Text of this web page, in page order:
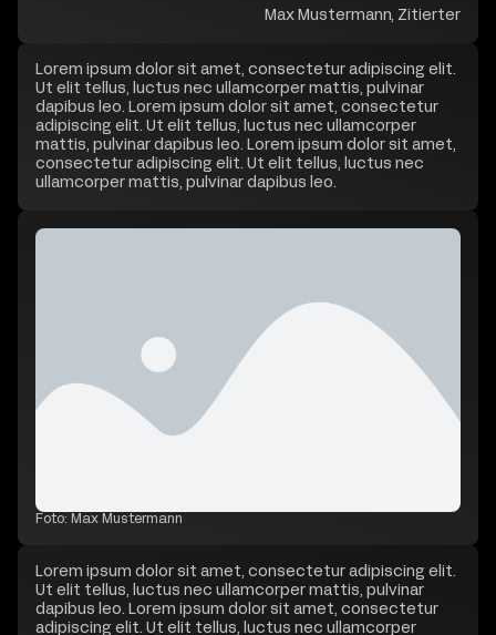
Max Mustermann, Zitierter
Lorem ipsum dolor sit amet, consectetur adipiscing elit.
Ut elit tellus, luctus nec ullamcorper mattis, pulvinar
dapibus leo. Lorem ipsum dolor sit amet, consectetur
adipiscing elit. Ut elit tellus, luctus nec ullamcorper
mattis, pulvinar dapibus leo. Lorem ipsum dolor sit amet,
consectetur adipiscing elit. Ut elit tellus, luctus nec
ullamcorper mattis, pulvinar dapibus leo.
Foto: Max Mustermann
Lorem ipsum dolor sit amet, consectetur adipiscing elit.
Ut elit tellus, luctus nec ullamcorper mattis, pulvinar
dapibus leo. Lorem ipsum dolor sit amet, consectetur
adipiscing elit. Ut elit tellus, luctus nec ullamcorper